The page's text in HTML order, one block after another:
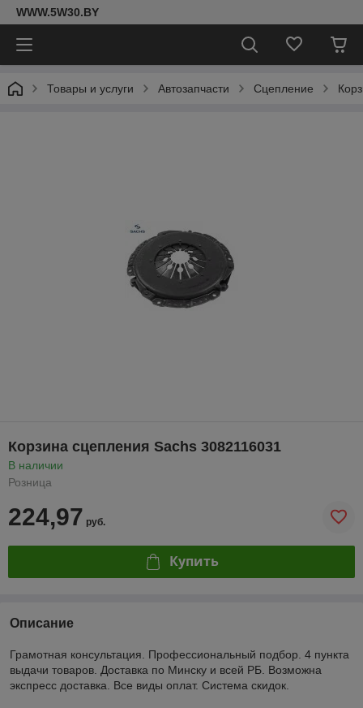
WWW.5W30.BY
Товары и услуги Автозапчасти Сцепление
Корзина сцепления Sachs 3082116031
В наличии
Розница
224,97 руб.
Купить
Описание
Грамотная консультация. Профессиональный подбор. 4 пункта
выдачи товаров. Доставка по Минску и всей РБ. Возможна
экспресс доставка. Все виды оплат. Система скидок.